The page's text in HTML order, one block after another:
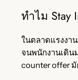
ทำไม Stay
ในตลาดแรงงา
จนพนักงานเดิน
counter offer